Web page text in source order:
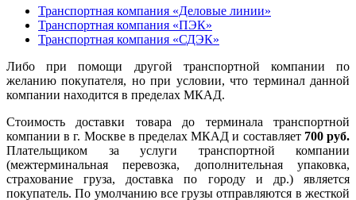
Транспортная компания «Деловые линии»
Транспортная компания «ПЭК»
Транспортная компания «СДЭК»
Либо при помощи другой транспортной компании по
желанию покупателя, но при условии, что терминал данной
компании находится в пределах МКАД.
Стоимость доставки товара до терминала транспортной
компании в г. Москве в пределах МКАД и составляет 700 руб.
Плательщиком за услуги транспортной компании
(межтерминальная перевозка, дополнительная упаковка,
страхование груза, доставка по городу и др.) является
покупатель. По умолчанию все грузы отправляются в жесткой